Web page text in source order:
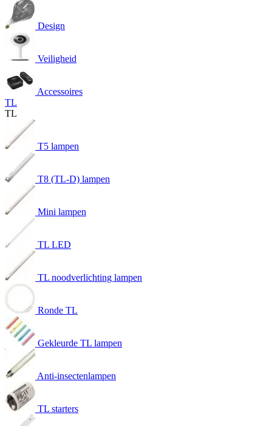
Design
Veiligheid
Accessoires
TL
TL
T5 lampen
T8 (TL-D) lampen
Mini lampen
TL LED
TL noodverlichting lampen
Ronde TL
Gekleurde TL lampen
Anti-insectenlampen
TL starters